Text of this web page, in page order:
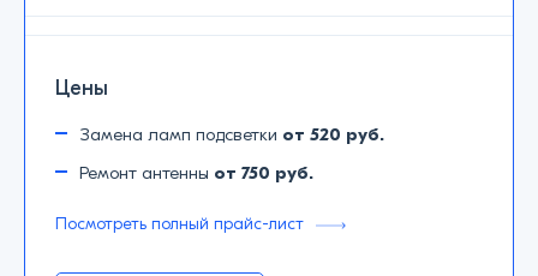
Цены
Замена ламп подсветки от 520 руб.
Ремонт антенны от 750 руб.
Посмотреть полный прайс-лист